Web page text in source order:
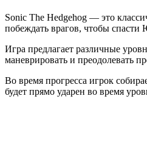
Sonic The Hedgehog — это
побеждать врагов, чтобы
Игра предлагает различные
маневрировать и преодолевать
Во время прогресса игрок
будет прямо ударен во время